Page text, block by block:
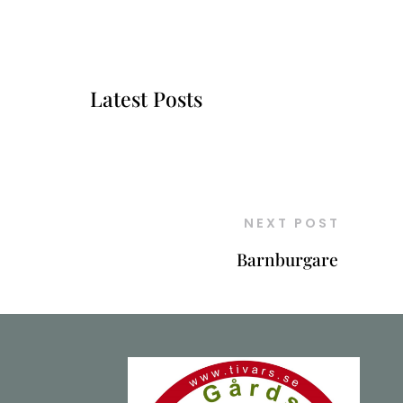
Latest Posts
NEXT POST
Barnburgare